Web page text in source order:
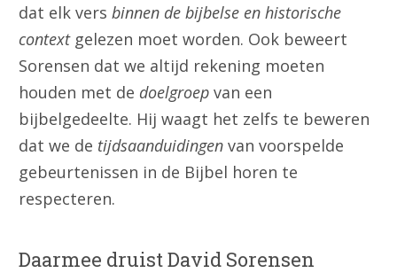
dat elk versbinnen de bijbelse en historische
contextgelezen moet worden. Ook beweert
Sorensen dat we altijd rekening moeten
houden met de doelgroep van een
bijbelgedeelte. Hij waagt het zelfs te beweren
dat we de tijdsaanduidingen van voorspelde
gebeurtenissen in de Bijbel horen te
respecteren.
Daarmee druist David Sorensen